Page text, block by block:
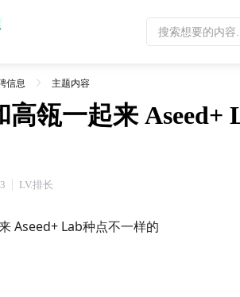
信息 主题内容
高瓴一起来 Aseed+
LV.排长
Aseed+ Lab种点不一样的